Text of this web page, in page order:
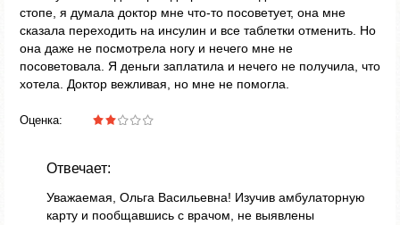
стопе, я думала доктор мне что-то посоветует, она мне
сказала переходить на инсулин и все таблетки отменить. Но
она даже не посмотрела ногу и нечего мне не
посоветовала. Я деньги заплатила и нечего не получила, что
хотела. Доктор вежливая, но мне не помогла.
Оценка:
Отвечает:
Уважаемая, Ольга Васильевна! Изучив амбулаторную
карту и пообщавшись с врачом, не выявлены